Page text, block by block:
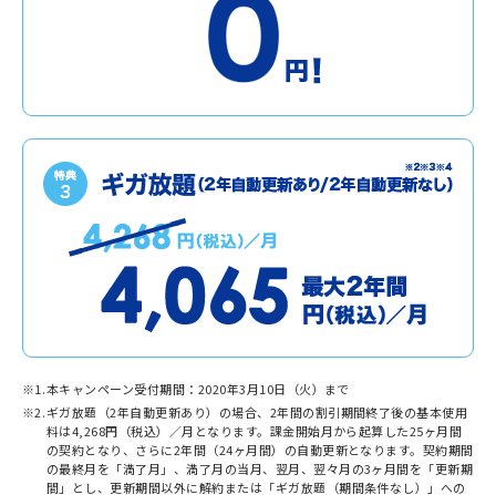
※1.本キャンペーン受付期間：2020年3月10日（火）まで
※2.ギガ放題（2年自動更新あり）の場合、2年間の割引期間終了後の基本使用
料は4,268円（税込）／月となります。課金開始月から起算した25ヶ月間
の契約となり、さらに2年間（24ヶ月間）の自動更新となります。契約期間
の最終月を「満了月」、満了月の当月、翌月、翌々月の3ヶ月間を「更新期
間」とし、更新期間以外に解約または「ギガ放題（期間条件なし）」への